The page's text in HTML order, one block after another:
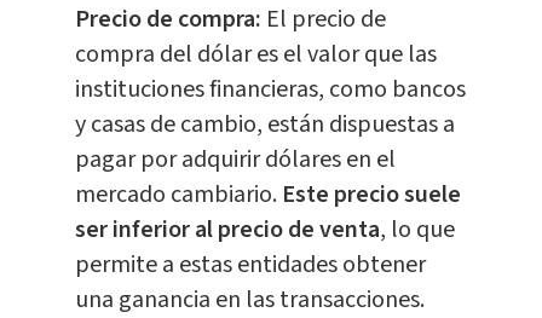
Precio de compra: El precio de
compra del dólar es el valor que las
instituciones financieras, como bancos
y casas de cambio, están dispuestas a
pagar por adquirir dólares en el
mercado cambiario. Este precio suele
ser inferior al precio de venta, lo que
permite a estas entidades obtener
una ganancia en las transacciones.